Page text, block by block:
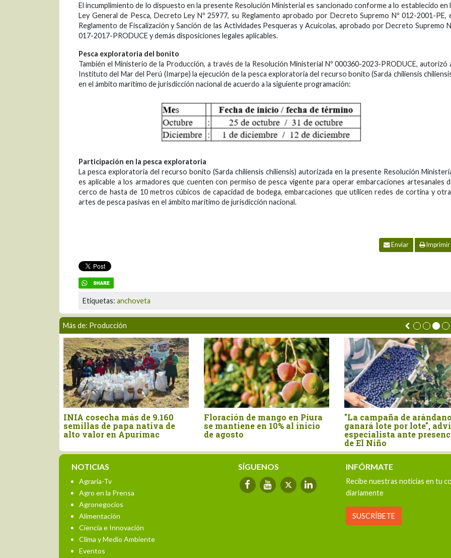
El incumplimiento de lo dispuesto en la presente Resolución Ministerial es sancionado conforme a lo establecido en
Ley General de Pesca, Decreto Ley Nº 25977, su Reglamento aprobado por Decreto Supremo Nº 012-2001-PE,
Reglamento de Fiscalización y Sanción de las Actividades Pesqueras y Acuícolas, aprobado por Decreto Supremo
017-2017-PRODUCE y demás disposiciones legales aplicables.
Pesca exploratoria del bonito
También el Ministerio de la Producción, a través de la Resolución Ministerial Nº 000360-2023-PRODUCE, autorizó
Instituto del Mar del Perú (Imarpe) la ejecución de la pesca exploratoria del recurso bonito (Sarda chiliensis
en el ámbito marítimo de jurisdicción nacional de acuerdo a la siguiente programación:
Participación en la pesca exploratoria
La pesca exploratoria del recurso bonito (Sarda chiliensis chiliensis) autorizada en la presente Resolución
es aplicable a los armadores que cuenten con permiso de pesca vigente para operar embarcaciones artesanales
cerco de hasta de 10 metros cúbicos de capacidad de bodega, embarcaciones que utilicen redes de cortina y
artes de pesca pasivas en el ámbito marítimo de jurisdicción nacional.
Enviar Imprimir
Etiquetas: anchoveta
Más de: Producción
Producción de cacao peruano
se contrajo 11.3% en mayo de
este año
Perú: avanza proyecto
impulsará una producción de
arroz más sostenible y
Perú es el país
donde más creció el
de pollo en los últimos
años
NOTICIAS
Agraria-Tv
Agro en la Prensa
Agronegocios
Alimentación
Ciencia e Innovación
Clima y Medio Ambiente
Eventos
SÍGUENOS INFÓRMATE
Recibe nuestras noticias en tu
diariamente
SUSCRÍBETE